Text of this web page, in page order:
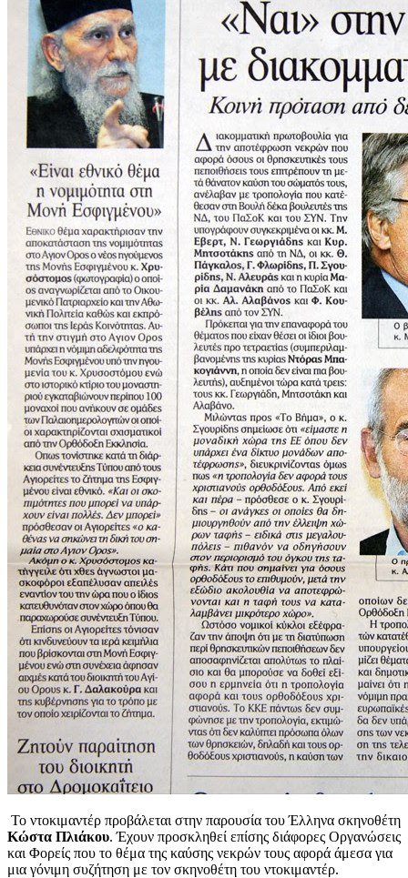
Το ντοκιμαντέρ προβάλεται στην παρουσία του Έλληνα σκηνοθέτη
Κώστα Πλιάκου. Έχουν προσκληθεί επίσης διάφορες Οργανώσεις
και Φορείς που το θέμα της καύσης νεκρών τους αφορά άμεσα για
μια γόνιμη συζήτηση με τον σκηνοθέτη του ντοκιμαντέρ.